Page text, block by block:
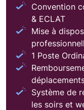
Convention
& ECLAT
Mise à
1 Poste
Système de
les soirs et